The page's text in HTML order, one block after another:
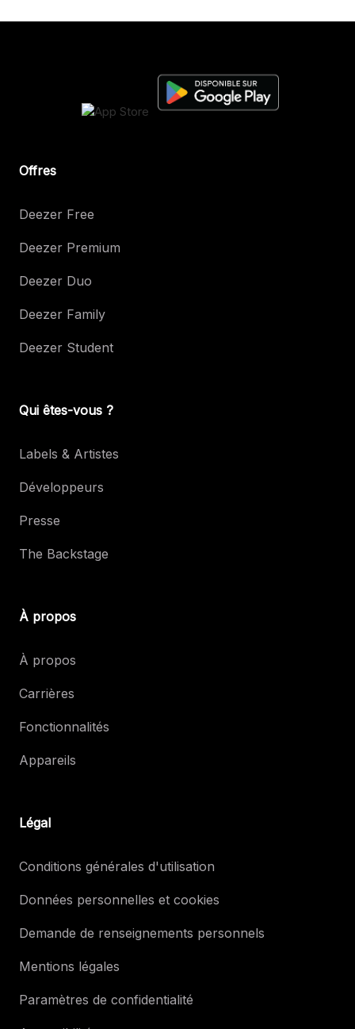
Offres
Deezer Free
Deezer Premium
Deezer Duo
Deezer Family
Deezer Student
Qui êtes-vous ?
Labels & Artistes
Développeurs
Presse
The Backstage
À propos
À propos
Carrières
Fonctionnalités
Appareils
Légal
Conditions générales d'utilisation
Données personnelles et cookies
Demande de renseignements personnels
Mentions légales
Paramètres de confidentialité